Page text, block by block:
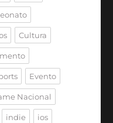
Cultura
Evento
Nacional
indie ios